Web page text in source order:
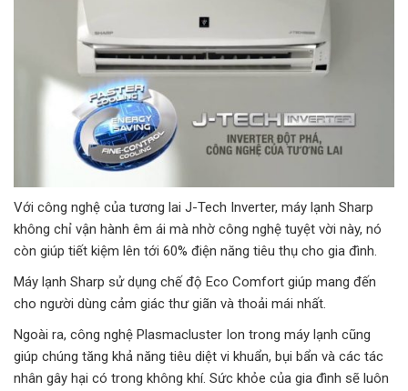
Với công nghệ của tương lai J-Tech Inverter, máy lạnh Sharp
không chỉ vận hành êm ái mà nhờ công nghệ tuyệt vời này, nó
còn giúp tiết kiệm lên tới 60% điện năng tiêu thụ cho gia đình.
Máy lạnh Sharp sử dụng chế độ Eco Comfort giúp mang đến
cho người dùng cảm giác thư giãn và thoải mái nhất.
Ngoài ra, công nghệ Plasmacluster Ion trong máy lạnh cũng
giúp chúng tăng khả năng tiêu diệt vi khuẩn, bụi bẩn và các tác
nhân gây hại có trong không khí. Sức khỏe của gia đình sẽ luôn